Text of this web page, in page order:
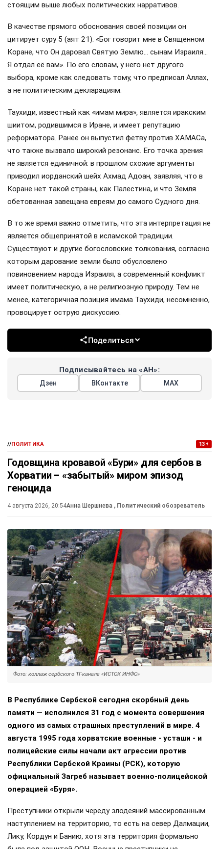
стоящим выше любых политических нарративов.
В качестве прямого обоснования своей позиции он
цитирует суру 5 (аят 21): «Бог говорит мне в Священном
Коране, что Он даровал Святую Землю… сынам Израиля…
Я отдал её вам». По его словам, у него нет другого
выбора, кроме как следовать тому, что предписал Аллах,
а не политическим декларациям.
Таухиди, известный как «имам мира», является иракским
шиитом, родившимся в Иране, и имеет репутацию
реформатора. Ранее он выпустил фетву против ХАМАСа,
что также вызвало широкий резонанс. Его точка зрения
не является единичной: в прошлом схожие аргументы
приводил иорданский шейх Ахмад Адоан, заявляя, что в
Коране нет такой страны, как Палестина, и что Земля
обетованная завещана евреям до самого Судного дня.
В то же время важно отметить, что эта интерпретация не
является общепринятой в исламской традиции.
Существуют и другие богословские толкования, согласно
которым дарование земли было обусловлено
повиновением народа Израиля, а современный конфликт
имеет политическую, а не религиозную природу. Тем не
менее, категоричная позиция имама Таухиди, несомненно,
провоцирует острую дискуссию.
Поделиться
Подписывайтесь на «АН»:
Дзен ВКонтакте МАХ
//ПОЛИТИКА 13+
Годовщина кровавой «Бури» для сербов в
Хорватии – «забытый» миром эпизод
геноцида
4 августа 2026, 20:54Анна Шершнева , Политический обозреватель
Фото: коллаж сербского ТГ-канала «ИСТОК ИНФО»
В Республике Сербской сегодня скорбный день
памяти — исполнился 31 год с момента совершения
одного из самых страшных преступлений в мире. 4
августа 1995 года хорватские военные - усташи - и
полицейские силы начали акт агрессии против
Республики Сербской Краины (РСК), которую
официальный Загреб называет военно-полицейской
операцией «Буря».
Преступники открыли череду злодеяний массированным
наступлением на территорию, то есть на север Далмации,
Лику, Кордун и Банию, хотя эта территория формально